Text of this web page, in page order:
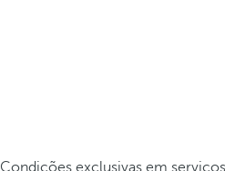
Condições exclusivas em